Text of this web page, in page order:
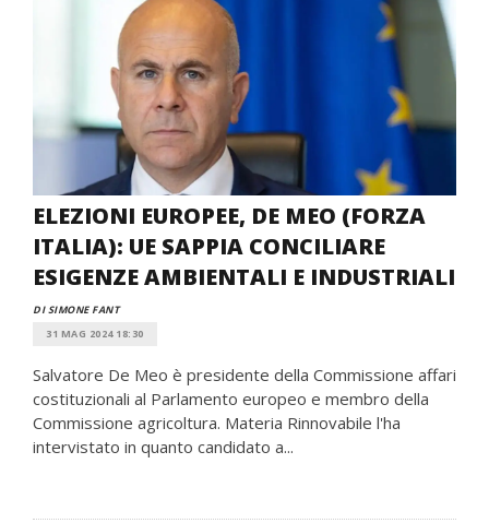
ELEZIONI EUROPEE, DE MEO (FORZA
ITALIA): UE SAPPIA CONCILIARE
ESIGENZE AMBIENTALI E INDUSTRIALI
DI SIMONE FANT
31 MAG 2024 18:30
Salvatore De Meo è presidente della Commissione affari
costituzionali al Parlamento europeo e membro della
Commissione agricoltura. Materia Rinnovabile l'ha
intervistato in quanto candidato a...